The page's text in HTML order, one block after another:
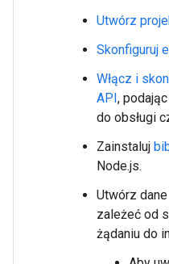
Utwórz
Skonfiguruj
Włącz i
API,
do obsługi
Zainstaluj
Node.js.
Utwórz
zależeć od
żądaniu do